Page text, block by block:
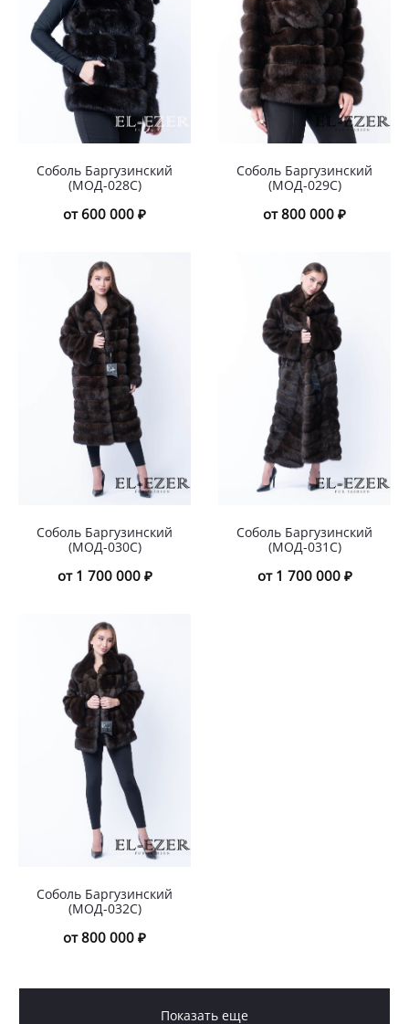
Соболь Баргузинский
(МОД-028С)
от 600 000 ₽
Соболь Баргузинский
(МОД-029С)
от 800 000 ₽
Соболь Баргузинский
(МОД-030С)
от 1 700 000 ₽
Соболь Баргузинский
(МОД-031С)
от 1 700 000 ₽
Соболь Баргузинский
(МОД-032С)
от 800 000 ₽
Показать еще